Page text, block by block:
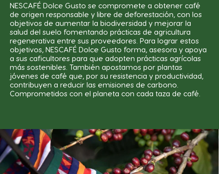
NESCAFÉ Dolce Gusto se compromete a obtener café
de origen responsable y libre de deforestación, con los
objetivos de aumentar la biodiversidad y mejorar la
salud del suelo fomentando prácticas de agricultura
regenerativa entre sus proveedores. Para lograr estos
objetivos, NESCAFÉ Dolce Gusto forma, asesora y apoya
a sus caficultores para que adopten prácticas agrícolas
más sostenibles. También apostamos por plantas
jóvenes de café que, por su resistencia y productividad,
contribuyen a reducir las emisiones de carbono.
Comprometidos con el planeta con cada taza de café.